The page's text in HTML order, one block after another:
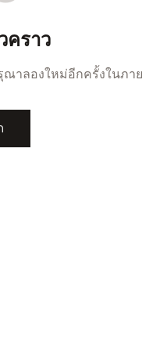
คราว
าลองใหม่อีกครั้งในภา